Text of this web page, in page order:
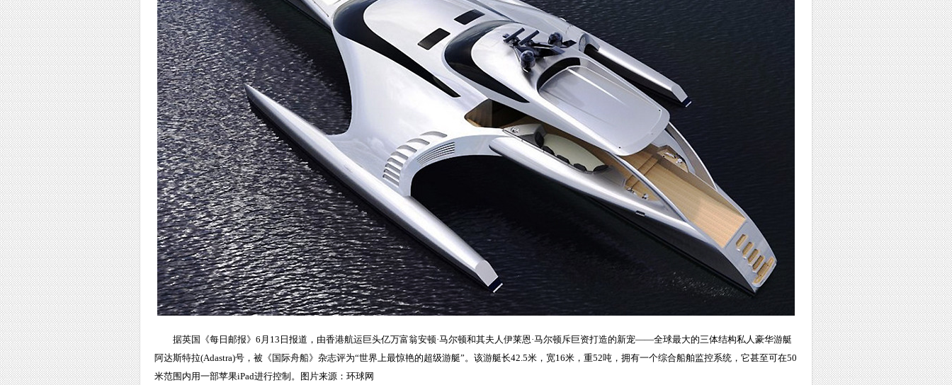
据英国《每日邮报》6月13日报道，由香港航运巨头亿万富翁安顿·马尔顿和其夫人伊莱恩·马尔顿斥巨资打造的新宠——全球最大的三体结构私人豪华游艇
阿达斯特拉(Adastra)号，被《国际舟船》杂志评为“世界上最惊艳的超级游艇”。该游艇长42.5米，宽16米，重52吨，拥有一个综合船舶监控系统，它甚至可在50
米范围内用一部苹果iPad进行控制。图片来源：环球网